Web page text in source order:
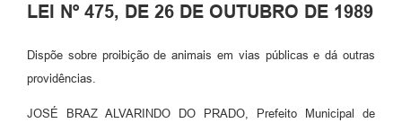
LEI Nº 475, DE 26 DE OUTUBRO DE 1989
Dispõe sobre proibição de animais em vias públicas e dá outras
providências.
JOSÉ BRAZ ALVARINDO DO PRADO, Prefeito Municipal de